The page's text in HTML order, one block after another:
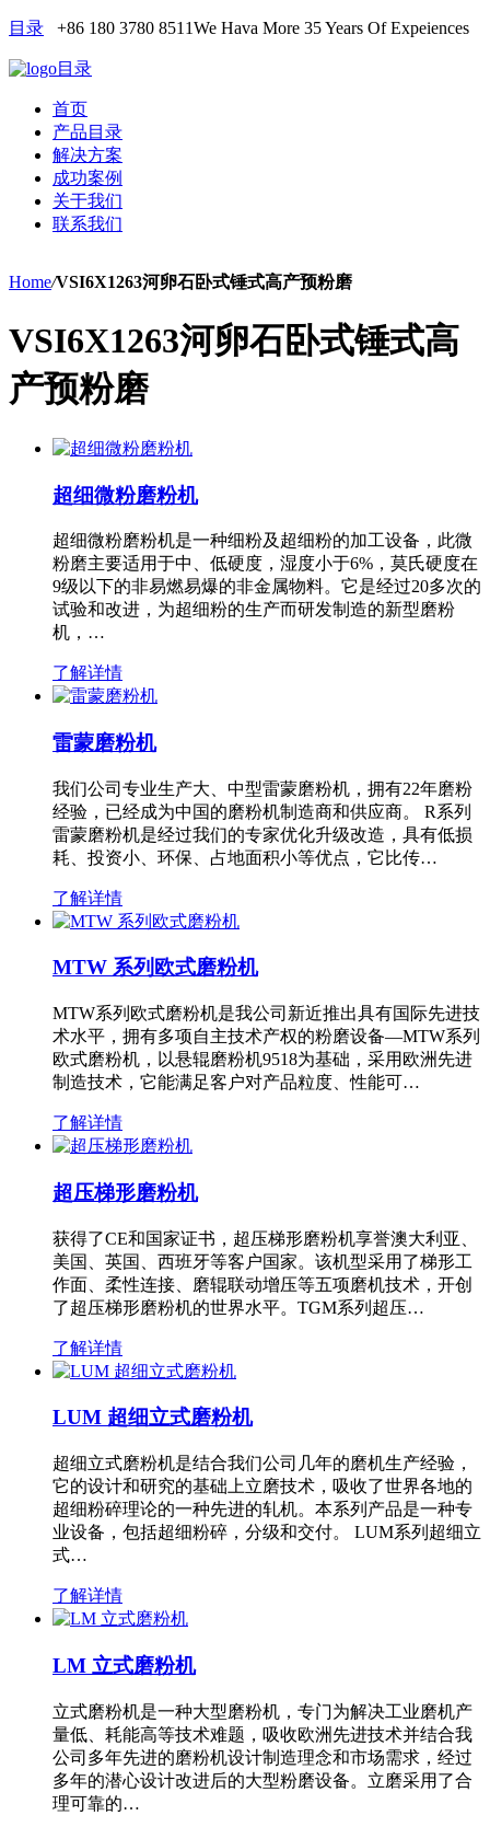
目录 +86 180 3780 8511We Hava More 35 Years Of Expeiences
目录
首页
产品目录
解决方案
成功案例
关于我们
联系我们
Home/VSI6X1263河卵石卧式锤式高产预粉磨
VSI6X1263河卵石卧式锤式高
产预粉磨
超细微粉磨粉机
超细微粉磨粉机是一种细粉及超细粉的加工设备，此微
粉磨主要适用于中、低硬度，湿度小于6%，莫氏硬度在
9级以下的非易燃易爆的非金属物料。它是经过20多次的
试验和改进，为超细粉的生产而研发制造的新型磨粉
机，…
了解详情
雷蒙磨粉机
我们公司专业生产大、中型雷蒙磨粉机，拥有22年磨粉
经验，已经成为中国的磨粉机制造商和供应商。 R系列
雷蒙磨粉机是经过我们的专家优化升级改造，具有低损
耗、投资小、环保、占地面积小等优点，它比传…
了解详情
MTW 系列欧式磨粉机
MTW系列欧式磨粉机是我公司新近推出具有国际先进技
术水平，拥有多项自主技术产权的粉磨设备—MTW系列
欧式磨粉机，以悬辊磨粉机9518为基础，采用欧洲先进
制造技术，它能满足客户对产品粒度、性能可…
了解详情
超压梯形磨粉机
获得了CE和国家证书，超压梯形磨粉机享誉澳大利亚、
美国、英国、西班牙等客户国家。该机型采用了梯形工
作面、柔性连接、磨辊联动增压等五项磨机技术，开创
了超压梯形磨粉机的世界水平。TGM系列超压…
了解详情
LUM 超细立式磨粉机
超细立式磨粉机是结合我们公司几年的磨机生产经验，
它的设计和研究的基础上立磨技术，吸收了世界各地的
超细粉碎理论的一种先进的轧机。本系列产品是一种专
业设备，包括超细粉碎，分级和交付。 LUM系列超细立
式…
了解详情
LM 立式磨粉机
立式磨粉机是一种大型磨粉机，专门为解决工业磨机产
量低、耗能高等技术难题，吸收欧洲先进技术并结合我
公司多年先进的磨粉机设计制造理念和市场需求，经过
多年的潜心设计改进后的大型粉磨设备。立磨采用了合
理可靠的…